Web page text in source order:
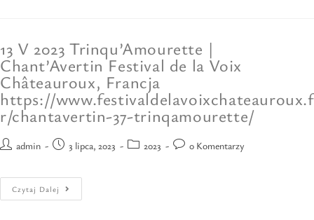
13 V 2023 Trinqu’Amourette |
Chant’Avertin Festival de la Voix
Châteauroux, Francja
https://www.festivaldelavoixchateauroux.f
r/chantavertin-37-trinqamourette/
admin 3 lipca, 2023 2023 0 Komentarzy
Czytaj Dalej